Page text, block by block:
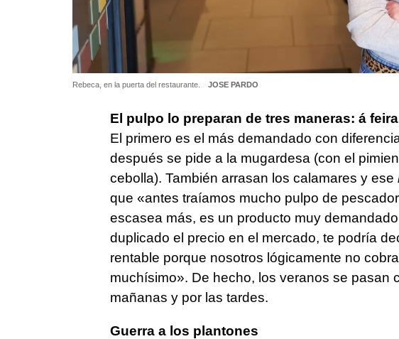
Rebeca, en la puerta del restaurante. JOSE PARDO
El pulpo lo preparan de tres maneras: á
El primero es el más demandado con
después se pide a la mugardesa (con el
cebolla). También arrasan los calamares y ese
que «antes traíamos mucho pulpo de
escasea más, es un producto muy
duplicado el precio en el mercado, te podría
rentable porque nosotros lógicamente no
muchísimo». De hecho, los veranos se pasan
mañanas y por las tardes.
Guerra a los plantones